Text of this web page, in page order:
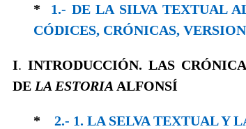
* 1.- DE LA SILVA TEXTUAL
CÓDICES, CRÓNICAS,
I. INTRODUCCIÓN. LAS
DE LA ESTORIA ALFONSÍ
* 2.- 1. LA SELVA TEXTUAL Y